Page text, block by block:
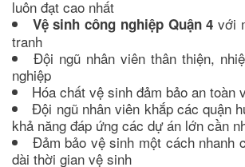
luôn đạt cao nhất
Vệ sinh công nghiệp Quận 4 với
tranh
Đội ngũ nhân viên thân thiện,
nghiệp
Hóa chất vệ sinh đảm bảo an toàn
Đội ngũ nhân viên khắp các quận
khả năng đáp ứng các dự án lớn cần
Đảm bảo vệ sinh một cách nhanh
dài thời gian vệ sinh